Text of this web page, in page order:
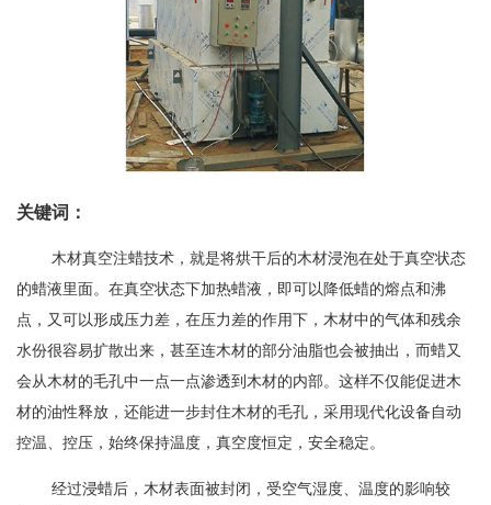
关键词：
木材真空注蜡技术，就是将烘干后的木材浸泡在处于真空状态
的蜡液里面。在真空状态下加热蜡液，即可以降低蜡的熔点和沸
点，又可以形成压力差，在压力差的作用下，木材中的气体和残余
水份很容易扩散出来，甚至连木材的部分油脂也会被抽出，而蜡又
会从木材的毛孔中一点一点渗透到木材的内部。这样不仅能促进木
材的油性释放，还能进一步封住木材的毛孔，采用现代化设备自动
控温、控压，始终保持温度，真空度恒定，安全稳定。
经过浸蜡后，木材表面被封闭，受空气湿度、温度的影响较